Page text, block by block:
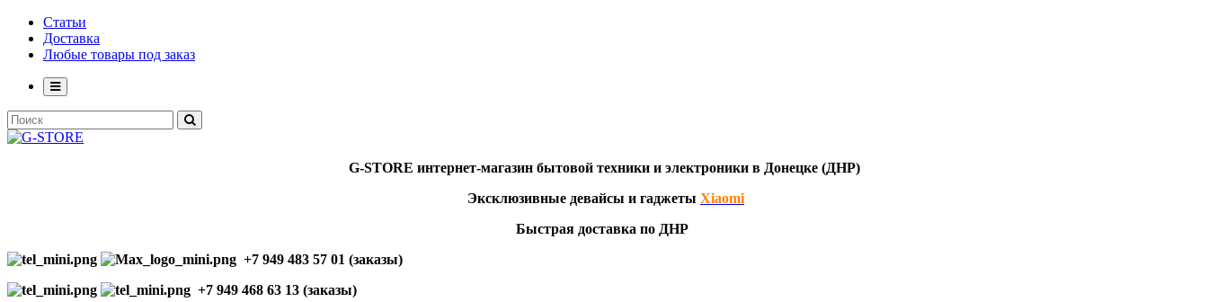
Статьи
Доставка
Любые товары под заказ
G-STORE интернет-магазин бытовой техники и электроники в Донецке (ДНР)
Эксклюзивные девайсы и гаджеты Xiaomi
Быстрая доставка по ДНР
+7 949 483 57 01 (заказы)
+7 949 468 63 13 (заказы)